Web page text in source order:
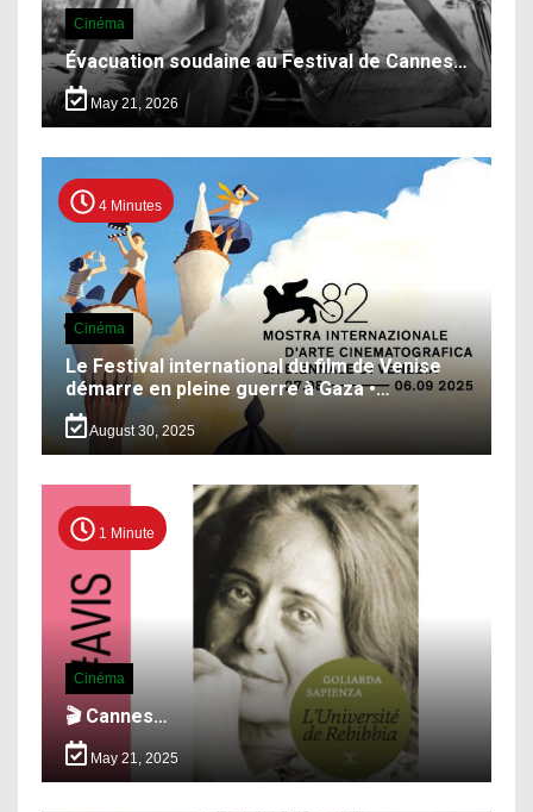
Cinéma
Évacuation soudaine au Festival de Cannes…
May 21, 2026
4 Minutes
Cinéma
Le Festival international du film de Venise
démarre en pleine guerre à Gaza •…
August 30, 2025
1 Minute
Cinéma
🎬 Cannes…
May 21, 2025